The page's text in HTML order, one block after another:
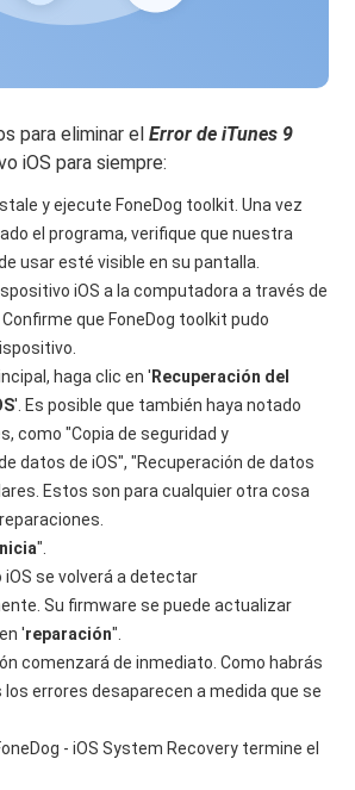
para eliminar el Error de iTunes 9
iOS para siempre:
y ejecute FoneDog toolkit. Una vez
el programa, verifique que nuestra
usar esté visible en su pantalla.
iOS a la computadora a través de
Confirme que FoneDog toolkit pudo
haga clic en ' Recuperación del
'. Es posible que también haya notado
como "Copia de seguridad y
datos de iOS", "Recuperación de datos
Estos son para cualquier otra cosa
Inicia".
iOS se volverá a detectar
Su firmware se puede actualizar
'reparación".
comenzará de inmediato. Como habrás
errores desaparecen a medida que se
- iOS System Recovery termine el